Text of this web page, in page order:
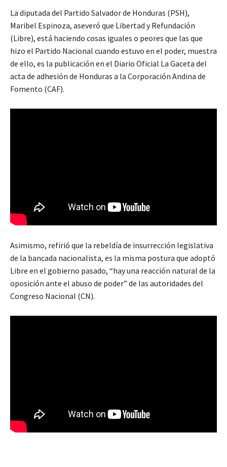
La diputada del Partido Salvador de Honduras (PSH),
Maribel Espinoza, aseveró que Libertad y Refundación
(Libre), está haciendo cosas iguales o peores que las que
hizo el Partido Nacional cuando estuvo en el poder, muestra
de ello, es la publicación en el Diario Oficial La Gaceta del
acta de adhesión de Honduras a la Corporación Andina de
Fomento (CAF).
Asimismo, refirió que la rebeldía de insurrección legislativa
de la bancada nacionalista, es la misma postura que adoptó
Libre en el gobierno pasado, “hay una reacción natural de la
oposición ante el abuso de poder” de las autoridades del
Congreso Nacional (CN).